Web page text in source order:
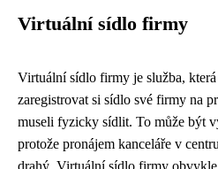
Virtuální sídlo firmy
Virtuální sídlo firmy je služba,
zaregistrovat si sídlo své firmy na
museli fyzicky sídlit. To může být
protože pronájem kanceláře v
drahý. Virtuální sídlo firmy